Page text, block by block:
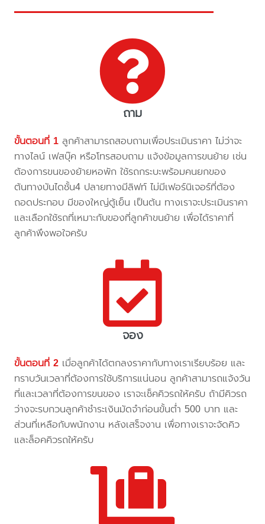
ถาม
ขั้นตอนที่ 1 ลูกค้าสามารถสอบถามเพื่อประเมินราคา ไม่ว่าจะ
ทางไลน์ เฟสบุ๊ค หรือโทรสอบถาม แจ้งข้อมูลการขนย้าย เช่น
ต้องการขนของย้ายหอพัก ใช้รถกระบะพร้อมคนยกของ
ต้นทางบันไดชั้น4 ปลายทางมีลิฟท์ ไม่มีเฟอร์นิเจอร์ที่ต้อง
ถอดประกอบ มีของใหญ่ตู้เย็น เป็นต้น ทางเราจะประเมินราคา
และเลือกใช้รถที่เหมาะกับของที่ลูกค้าขนย้าย เพื่อได้ราคาที่
ลูกค้าพึงพอใจครับ
จอง
ขั้นตอนที่ 2 เมื่อลูกค้าได้ตกลงราคากับทางเราเรียบร้อย และ
ทราบวันเวลาที่ต้องการใช้บริการแน่นอน ลูกค้าสามารถแจ้งวัน
ที่และเวลาที่ต้องการขนของ เราจะเช็คคิวรถให้ครับ ถ้ามีคิวรถ
ว่างจะรบกวนลูกค้าชำระเงินมัดจำก่อนขั้นต่ำ 500 บาท และ
ส่วนที่เหลือกับพนักงาน หลังเสร็จงาน เพื่อทางเราจะจัดคิว
และล็อคคิวรถให้ครับ